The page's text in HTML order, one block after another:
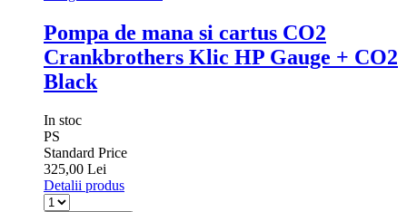
Pompa de mana si cartus CO2
Crankbrothers Klic HP Gauge + CO2
Black
In stoc
PS
Standard Price
325,00 Lei
Detalii produs